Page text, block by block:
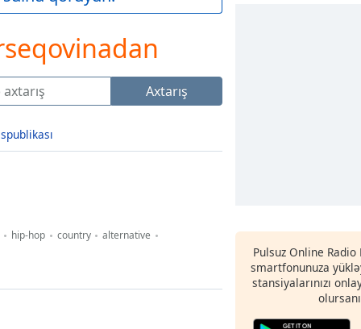
Axtarış
hip-hop country
alternative
Pulsuz Online
smartfonunuza
stansiyalarınızı